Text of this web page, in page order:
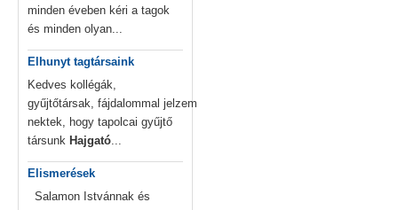
minden éveben kéri a tagok
és minden olyan...
Elhunyt tagtársaink
Kedves kollégák,
gyűjtőtársak, fájdalommal jelzem
nektek, hogy tapolcai gyűjtő
társunk Hajgató...
Elismerések
Salamon Istvánnak és